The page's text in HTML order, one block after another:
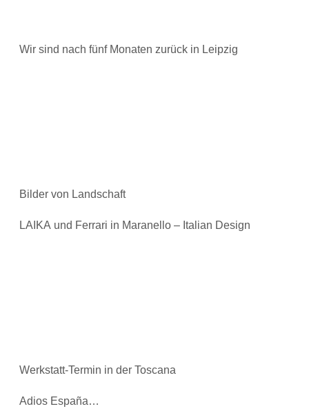
Wir sind nach fünf Monaten zurück in Leipzig
Bilder von Landschaft
LAIKA und Ferrari in Maranello – Italian Design
Werkstatt-Termin in der Toscana
Adios España…